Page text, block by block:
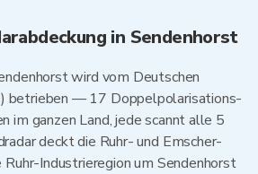
in Sendenhorst
wird vom Deutschen
betrieben — 17 Doppelpolarisations-
im ganzen Land, jede scannt alle 5
deckt die Ruhr- und Emscher-
Ruhr-Industrieregion um Sendenhorst